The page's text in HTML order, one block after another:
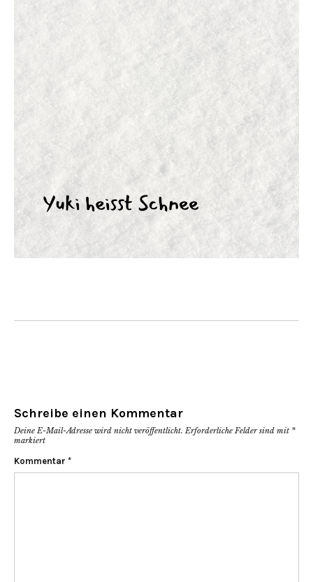
Schreibe einen Kommentar
Deine E-Mail-Adresse wird nicht veröffentlicht. Erforderliche Felder sind mit *
markiert
Kommentar *